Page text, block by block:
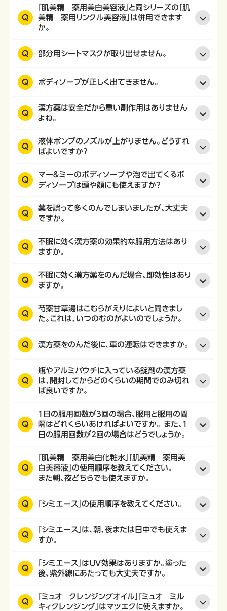
Q
「肌美精 薬用美白美容液」と同シリーズの「肌
美精 薬用リンクル美容液」は併用できます
か。
Q 部分用シートマスクが取り出せません。
Q ボディソープが正しく出てきません。
Q
漢方薬は安全だから重い副作用はありません
よね。
Q
液体ポンプのノズルが上がりません。どうすれ
ばよいですか？
Q
マー＆ミーのボディソープや泡で出てくるボ
ディソープは頭や顔にも使えますか？
Q
薬を誤って多くのんでしまいましたが、大丈夫
ですか。
Q
不眠に効く漢方薬の効果的な服用方法はあり
ますか。
Q
不眠に効く漢方薬をのんだ場合、即効性はあり
ますか。
Q
芍薬甘草湯はこむらがえりによいと聞きまし
た。これは、いつのむのがよいのでしょうか。
Q 漢方薬をのんだ後に、車の運転はできますか。
Q
瓶やアルミパウチに入っている錠剤の漢方薬
は、開封してからどのくらいの期間でのみ切れ
ば良いですか。
Q
1日の服用回数が3回の場合、服用と服用の間
隔はどれくらいあければよいですか。 また、1
日の服用回数が2回の場合はどうでしょうか。
Q
「肌美精 薬用美白化粧水」「肌美精 薬用美
白美容液」の使用順序を教えてください。
また朝、夜どちらでも使えますか。
Q 「シミエース」の使用順序を教えてください。
Q
「シミエース」は、朝、夜または日中でも使えま
すか。
Q
「シミエース」はＵＶ効果はありますか。塗った
後、紫外線にあたっても大丈夫ですか。
Q
「ミュオ クレンジングオイル」「ミュオ ミル
キィクレンジング」はマツエクに使えますか。